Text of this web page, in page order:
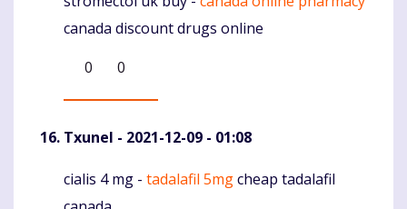
canada discount drugs online
0
0
Txunel - 2021-12-09 - 01:08
Komentaras
cialis 4 mg - tadalafil 5mgcheap tadalafil